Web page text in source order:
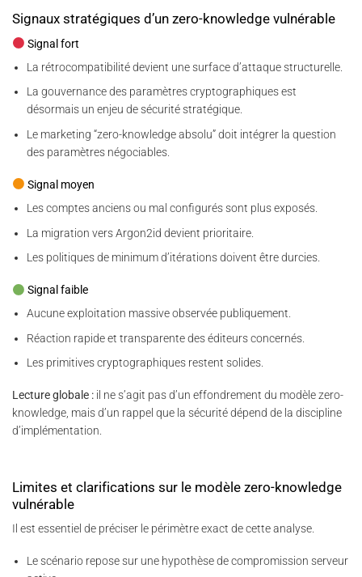
Signaux stratégiques d’un zero-knowledge vulnérable
Signal fort
La rétrocompatibilité devient une surface d’attaque structurelle.
La gouvernance des paramètres cryptographiques est
désormais un enjeu de sécurité stratégique.
Le marketing “zero-knowledge absolu” doit intégrer la question
des paramètres négociables.
Signal moyen
Les comptes anciens ou mal configurés sont plus exposés.
La migration vers Argon2id devient prioritaire.
Les politiques de minimum d’itérations doivent être durcies.
Signal faible
Aucune exploitation massive observée publiquement.
Réaction rapide et transparente des éditeurs concernés.
Les primitives cryptographiques restent solides.
Lecture globale : il ne s’agit pas d’un effondrement du modèle zero-
knowledge, mais d’un rappel que la sécurité dépend de la discipline
d’implémentation.
Limites et clarifications sur le modèle zero-knowledge
vulnérable
Il est essentiel de préciser le périmètre exact de cette analyse.
Le scénario repose sur une hypothèse de compromission serveur